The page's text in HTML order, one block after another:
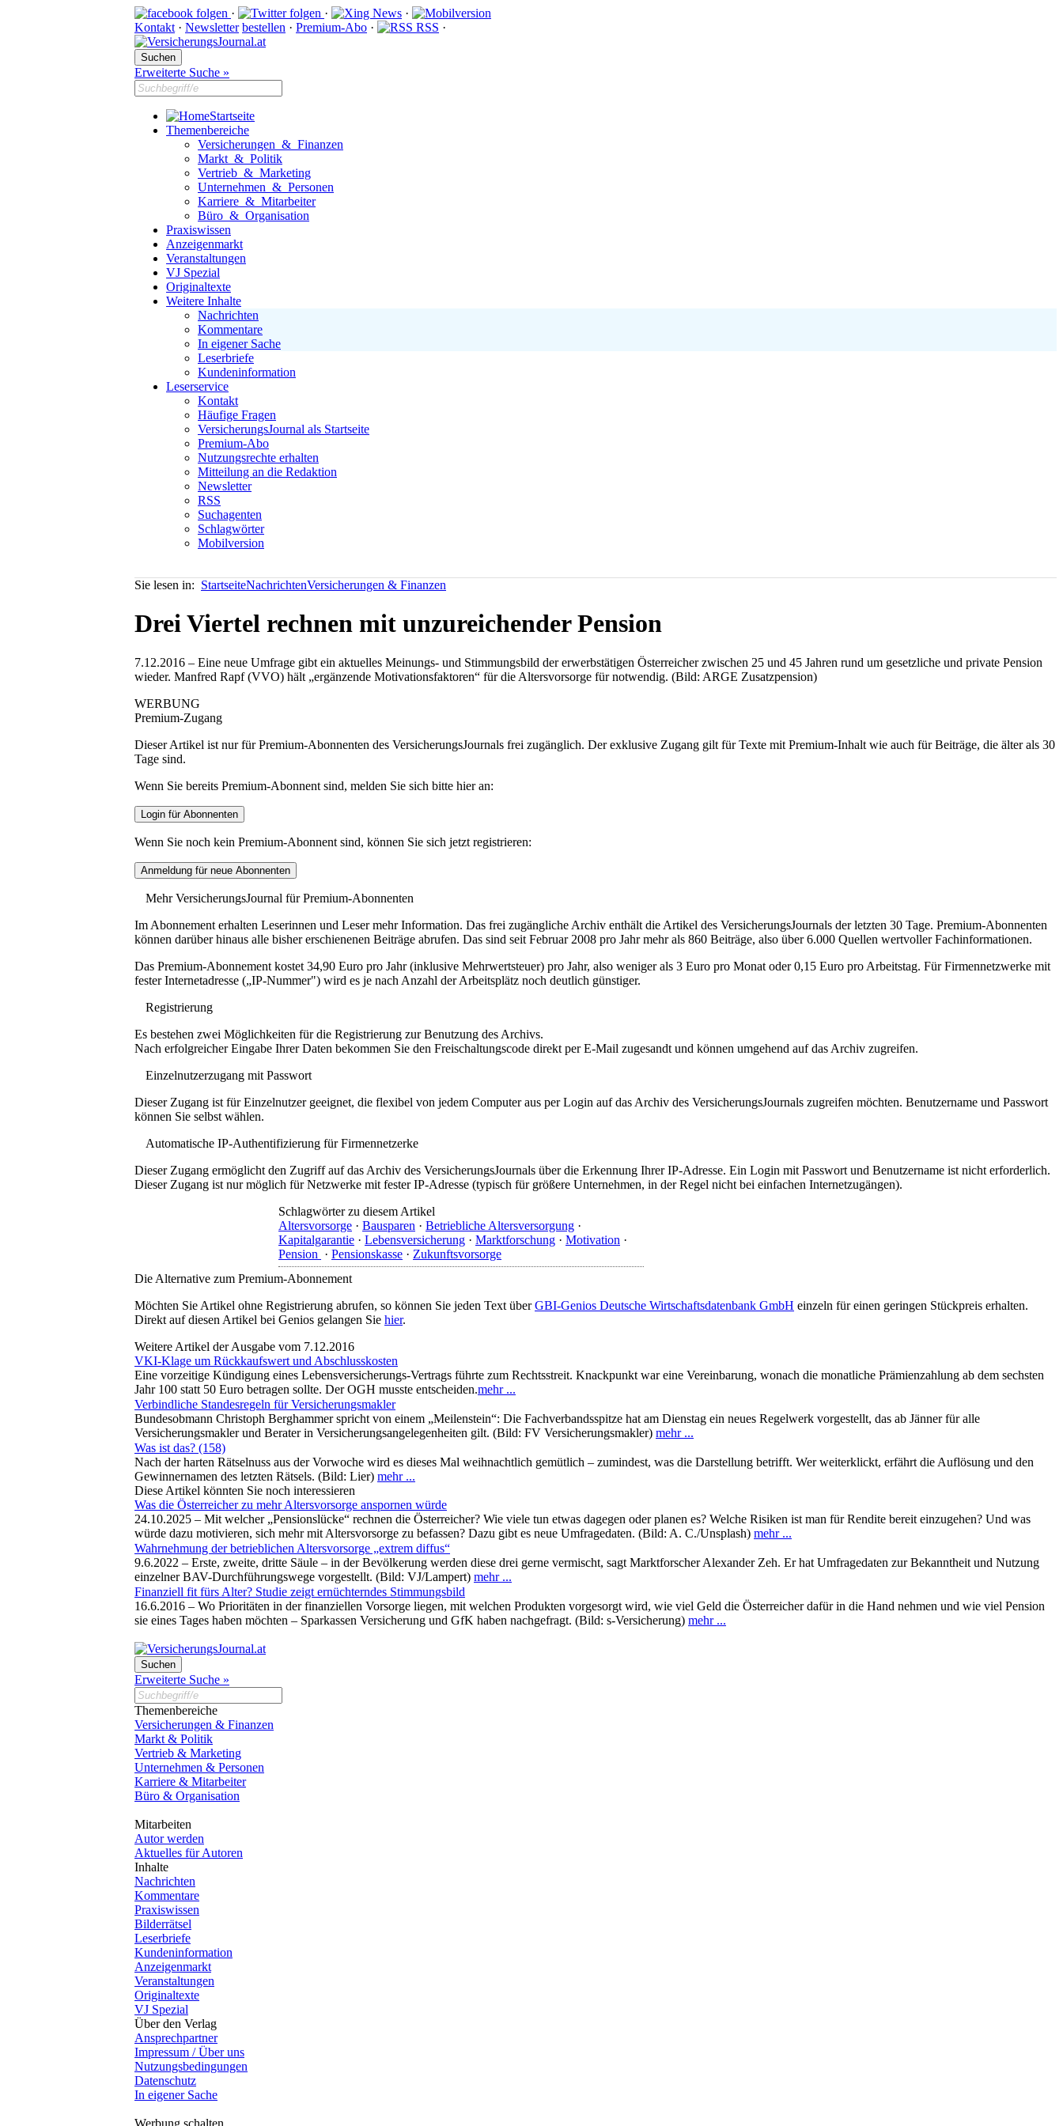
· ·
·
Kontakt · Newsletter bestellen · Premium-Abo · RSS ·
Erweiterte Suche »
Startseite
Themenbereiche
Versicherungen & Finanzen
Markt & Politik
Vertrieb & Marketing
Unternehmen & Personen
Karriere & Mitarbeiter
Büro & Organisation
Praxiswissen
Anzeigenmarkt
Veranstaltungen
VJ Spezial
Originaltexte
Weitere Inhalte
Nachrichten
Kommentare
In eigener Sache
Leserbriefe
Kundeninformation
Leserservice
Kontakt
Häufige Fragen
VersicherungsJournal als Startseite
Premium-Abo
Nutzungsrechte erhalten
Mitteilung an die Redaktion
Newsletter
RSS
Suchagenten
Schlagwörter
Mobilversion
Sie lesen in: StartseiteNachrichtenVersicherungen & Finanzen
Drei Viertel rechnen mit unzureichender Pension
7.12.2016 – Eine neue Umfrage gibt ein aktuelles Meinungs- und Stimmungsbild der erwerbstätigen Österreicher zwischen 25 und 45 Jahren rund um gesetzliche und private Pension
wieder. Manfred Rapf (VVO) hält „ergänzende Motivationsfaktoren“ für die Altersvorsorge für notwendig. (Bild: ARGE Zusatzpension)
WERBUNG
Premium-Zugang
Dieser Artikel ist nur für Premium-Abonnenten des VersicherungsJournals frei zugänglich. Der exklusive Zugang gilt für Texte mit Premium-Inhalt wie auch für Beiträge, die älter als 30
Tage sind.
Wenn Sie bereits Premium-Abonnent sind, melden Sie sich bitte hier an:
Wenn Sie noch kein Premium-Abonnent sind, können Sie sich jetzt registrieren:
Mehr VersicherungsJournal für Premium-Abonnenten
Im Abonnement erhalten Leserinnen und Leser mehr Information. Das frei zugängliche Archiv enthält die Artikel des VersicherungsJournals der letzten 30 Tage. Premium-Abonnenten
können darüber hinaus alle bisher erschienenen Beiträge abrufen. Das sind seit Februar 2008 pro Jahr mehr als 860 Beiträge, also über 6.000 Quellen wertvoller Fachinformationen.
Das Premium-Abonnement kostet 34,90 Euro pro Jahr (inklusive Mehrwertsteuer) pro Jahr, also weniger als 3 Euro pro Monat oder 0,15 Euro pro Arbeitstag. Für Firmennetzwerke mit
fester Internetadresse („IP-Nummer") wird es je nach Anzahl der Arbeitsplätz noch deutlich günstiger.
Registrierung
Es bestehen zwei Möglichkeiten für die Registrierung zur Benutzung des Archivs.
Nach erfolgreicher Eingabe Ihrer Daten bekommen Sie den Freischaltungscode direkt per E-Mail zugesandt und können umgehend auf das Archiv zugreifen.
Einzelnutzerzugang mit Passwort
Dieser Zugang ist für Einzelnutzer geeignet, die flexibel von jedem Computer aus per Login auf das Archiv des VersicherungsJournals zugreifen möchten. Benutzername und Passwort
können Sie selbst wählen.
Automatische IP-Authentifizierung für Firmennetzerke
Dieser Zugang ermöglicht den Zugriff auf das Archiv des VersicherungsJournals über die Erkennung Ihrer IP-Adresse. Ein Login mit Passwort und Benutzername ist nicht erforderlich.
Dieser Zugang ist nur möglich für Netzwerke mit fester IP-Adresse (typisch für größere Unternehmen, in der Regel nicht bei einfachen Internetzugängen).
Schlagwörter zu diesem Artikel
Altersvorsorge · Bausparen · Betriebliche Altersversorgung ·
Kapitalgarantie · Lebensversicherung · Marktforschung · Motivation ·
Pension · Pensionskasse · Zukunftsvorsorge
Die Alternative zum Premium-Abonnement
Möchten Sie Artikel ohne Registrierung abrufen, so können Sie jeden Text überGBI-Genios Deutsche Wirtschaftsdatenbank GmbH einzeln für einen geringen Stückpreis erhalten.
Direkt auf diesen Artikel bei Genios gelangen Sie hier.
Weitere Artikel der Ausgabe vom 7.12.2016
VKI-Klage um Rückkaufswert und Abschlusskosten
Eine vorzeitige Kündigung eines Lebensversicherungs-Vertrags führte zum Rechtsstreit. Knackpunkt war eine Vereinbarung, wonach die monatliche Prämienzahlung ab dem sechsten
Jahr 100 statt 50 Euro betragen sollte. Der OGH musste entscheiden.mehr ...
Verbindliche Standesregeln für Versicherungsmakler
Bundesobmann Christoph Berghammer spricht von einem „Meilenstein“: Die Fachverbandsspitze hat am Dienstag ein neues Regelwerk vorgestellt, das ab Jänner für alle
Versicherungsmakler und Berater in Versicherungsangelegenheiten gilt. (Bild: FV Versicherungsmakler) mehr ...
Was ist das? (158)
Nach der harten Rätselnuss aus der Vorwoche wird es dieses Mal weihnachtlich gemütlich – zumindest, was die Darstellung betrifft. Wer weiterklickt, erfährt die Auflösung und den
Gewinnernamen des letzten Rätsels. (Bild: Lier) mehr ...
Diese Artikel könnten Sie noch interessieren
Was die Österreicher zu mehr Altersvorsorge anspornen würde
24.10.2025 – Mit welcher „Pensionslücke“ rechnen die Österreicher? Wie viele tun etwas dagegen oder planen es? Welche Risiken ist man für Rendite bereit einzugehen? Und was
würde dazu motivieren, sich mehr mit Altersvorsorge zu befassen? Dazu gibt es neue Umfragedaten. (Bild: A. C./Unsplash) mehr ...
Wahrnehmung der betrieblichen Altersvorsorge „extrem diffus“
9.6.2022 – Erste, zweite, dritte Säule – in der Bevölkerung werden diese drei gerne vermischt, sagt Marktforscher Alexander Zeh. Er hat Umfragedaten zur Bekanntheit und Nutzung
einzelner BAV-Durchführungswege vorgestellt. (Bild: VJ/Lampert) mehr ...
Finanziell fit fürs Alter? Studie zeigt ernüchterndes Stimmungsbild
16.6.2016 – Wo Prioritäten in der finanziellen Vorsorge liegen, mit welchen Produkten vorgesorgt wird, wie viel Geld die Österreicher dafür in die Hand nehmen und wie viel Pension
sie eines Tages haben möchten – Sparkassen Versicherung und GfK haben nachgefragt. (Bild: s-Versicherung) mehr ...
Erweiterte Suche »
Themenbereiche
Versicherungen & Finanzen
Markt & Politik
Vertrieb & Marketing
Unternehmen & Personen
Karriere & Mitarbeiter
Büro & Organisation
Mitarbeiten
Autor werden
Aktuelles für Autoren
Inhalte
Nachrichten
Kommentare
Praxiswissen
Bilderrätsel
Leserbriefe
Kundeninformation
Anzeigenmarkt
Veranstaltungen
Originaltexte
VJ Spezial
Über den Verlag
Ansprechpartner
Impressum / Über uns
Nutzungsbedingungen
Datenschutz
In eigener Sache
Werbung schalten